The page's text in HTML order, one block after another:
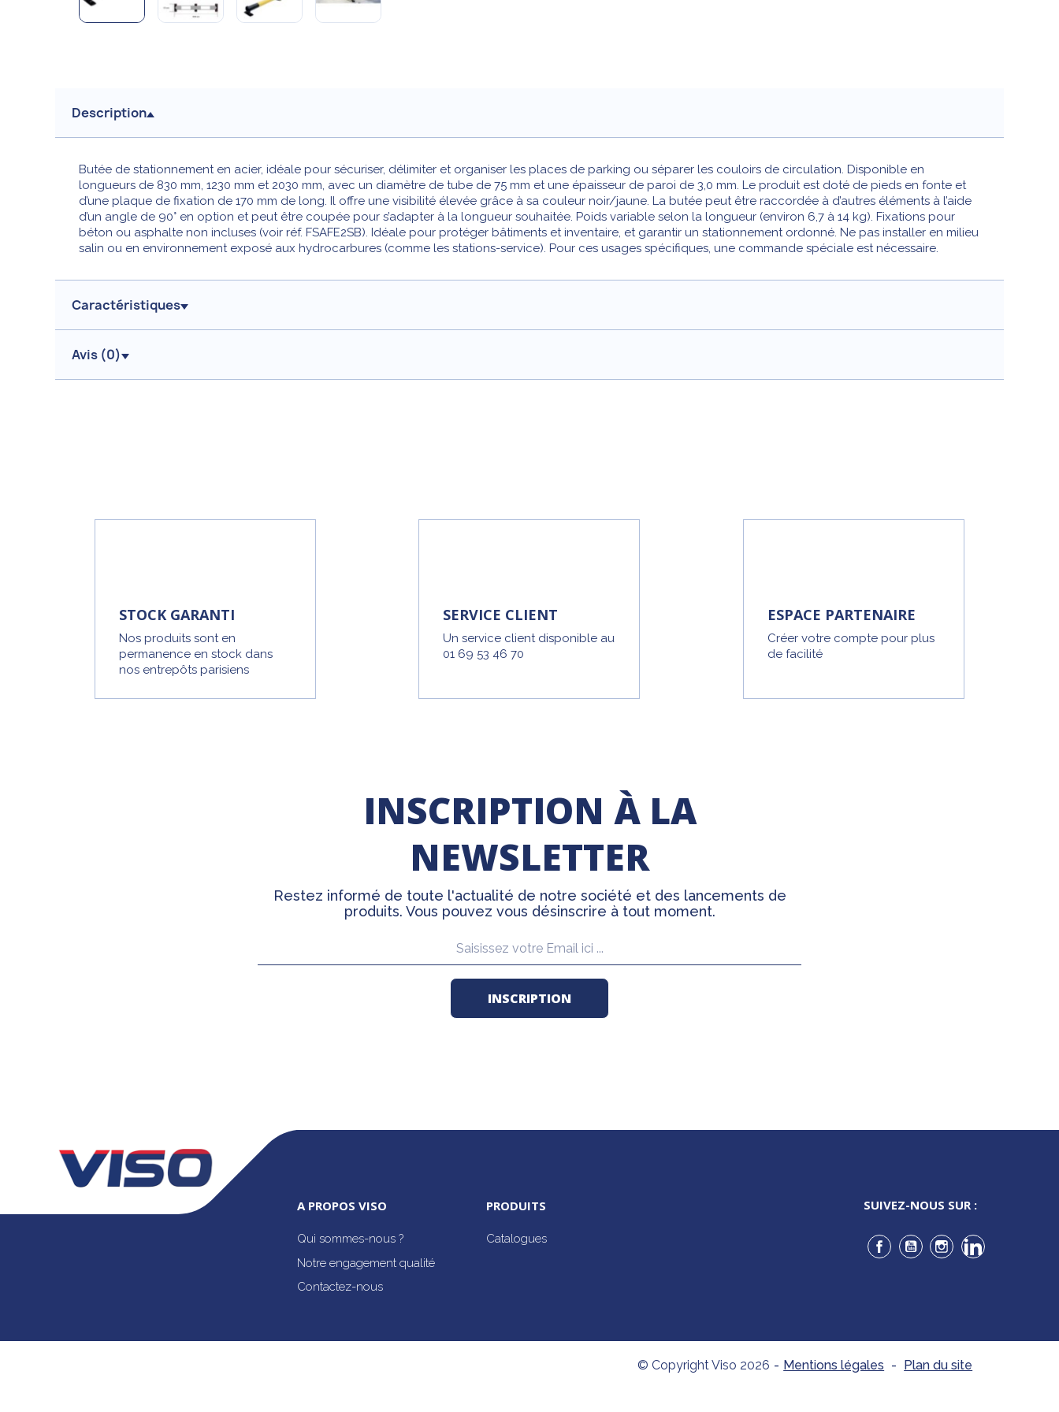
Description
Butée de stationnement en acier, idéale pour sécuriser, délimiter et organiser les places de parking ou séparer les couloirs de circulation. Disponible en
longueurs de 830 mm, 1230 mm et 2030 mm, avec un diamètre de tube de 75 mm et une épaisseur de paroi de 3,0 mm. Le produit est doté de pieds en fonte et
d’une plaque de fixation de 170 mm de long. Il offre une visibilité élevée grâce à sa couleur noir/jaune. La butée peut être raccordée à d’autres éléments à l’aide
d’un angle de 90° en option et peut être coupée pour s’adapter à la longueur souhaitée. Poids variable selon la longueur (environ 6,7 à 14 kg). Fixations pour
béton ou asphalte non incluses (voir réf. FSAFE2SB). Idéale pour protéger bâtiments et inventaire, et garantir un stationnement ordonné. Ne pas installer en milieu
salin ou en environnement exposé aux hydrocarbures (comme les stations-service). Pour ces usages spécifiques, une commande spéciale est nécessaire.
Caractéristiques
Avis (0)
STOCK GARANTI
Nos produits sont en
permanence en stock dans
nos entrepôts parisiens
SERVICE CLIENT
Un service client disponible au
01 69 53 46 70
ESPACE PARTENAIRE
Créer votre compte pour plus
de facilité
INSCRIPTION À LA
NEWSLETTER
Restez informé de toute l'actualité de notre société et des lancements de
produits. Vous pouvez vous désinscrire à tout moment.
A PROPOS VISO
Qui sommes-nous ?
Notre engagement qualité
Contactez-nous
PRODUITS
Catalogues
SUIVEZ-NOUS SUR :
Facebook
YouTubeInstagramLinkedIn
© Copyright Viso 2026 - Mentions légales - Plan du site